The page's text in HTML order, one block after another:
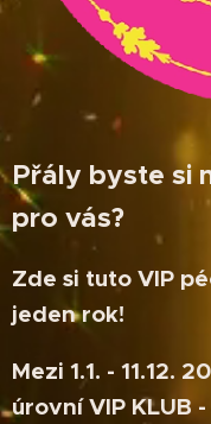
Přály byste si
pro vás?
Zde si tuto VIP
jeden rok!
Mezi 1.1. - 11.12.
úrovní VIP KLUB -